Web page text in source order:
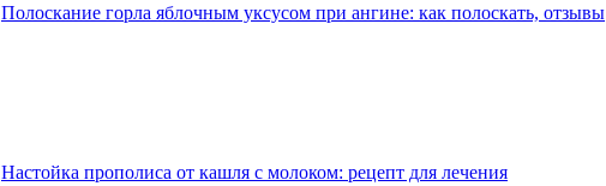
Полоскание горла яблочным уксусом при ангине: как полоскать, отзывы
Настойка прополиса от кашля с молоком: рецепт для лечения